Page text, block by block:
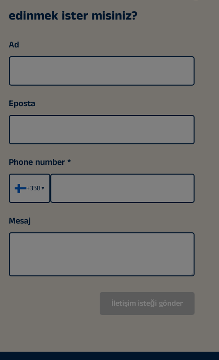
edinmek ister misiniz?
Ad
Eposta
Phone number
+358▾
Mesaj